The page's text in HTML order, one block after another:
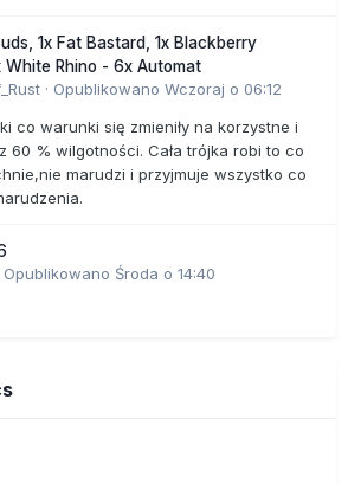
1x Fat Bastard, 1x Blackberry
White Rhino - 6x Automat
· Opublikowano Wczoraj o 06:12
co warunki się zmieniły na korzystne i
60 % wilgotności. Cała trójka robi to co
marudzi i przyjmuje wszystko co
Opublikowano Środa o 14:40